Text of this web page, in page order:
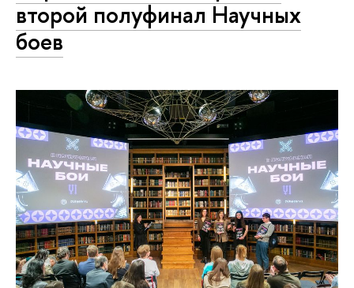
второй полуфинал Научных
боев